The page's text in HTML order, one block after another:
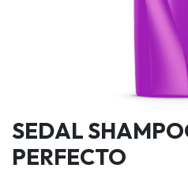
SEDAL
PERFECTO